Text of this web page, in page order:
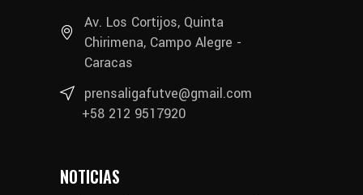
Av. Los Cortijos, Quinta
Chirimena, Campo Alegre -
Caracas
prensaligafutve@gmail.com
+58 212 9517920
NOTICIAS